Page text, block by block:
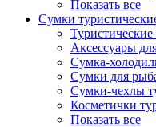
Показать все
Сумки
Аксессуары
Сумка-
Сумки для
Сумки-чехлы
Косметички
Показать все